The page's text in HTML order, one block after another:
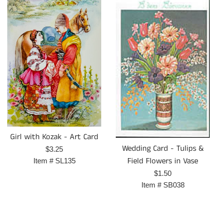
Girl with Kozak - Art Card
Prix
régulier
$3.25
Item # SL135
Wedding Card - Tulips &
Field Flowers in Vase
Prix
régulier
$1.50
Item # SB038